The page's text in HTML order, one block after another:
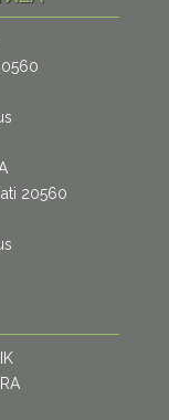
20560